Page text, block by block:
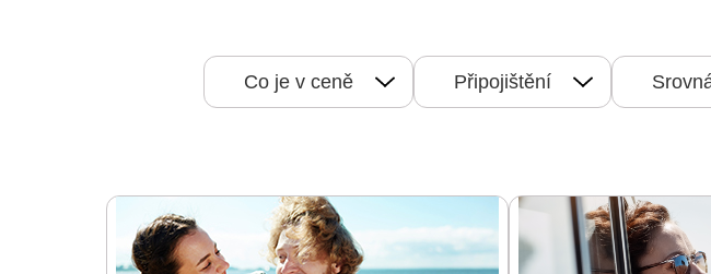
Co je v ceně Připojištění